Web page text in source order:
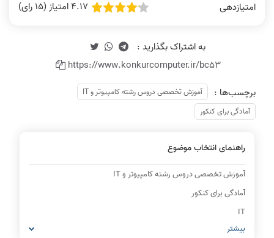
امتیازدهی 4.17 امتیاز (15 رای)
https://www.konkurcomputer.ir/bc53
برچسب‌ها :
آموزش تخصصی دروس رشته کامپیوتر و IT
آمادگی برای کنکور
راهنمای انتخاب موضوع
آموزش تخصصی دروس رشته کامپیوتر و IT
آمادگی برای کنکور
IT
شبکه های کامپیوتری
بیشتر